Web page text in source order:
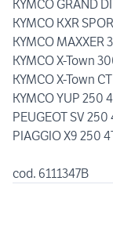
KYMCO GRAND
KYMCO KXR
KYMCO MAXXER
KYMCO X-Town
KYMCO X-Town
KYMCO YUP 250
PEUGEOT SV 250
PIAGGIO X9 250
cod. 6111347B